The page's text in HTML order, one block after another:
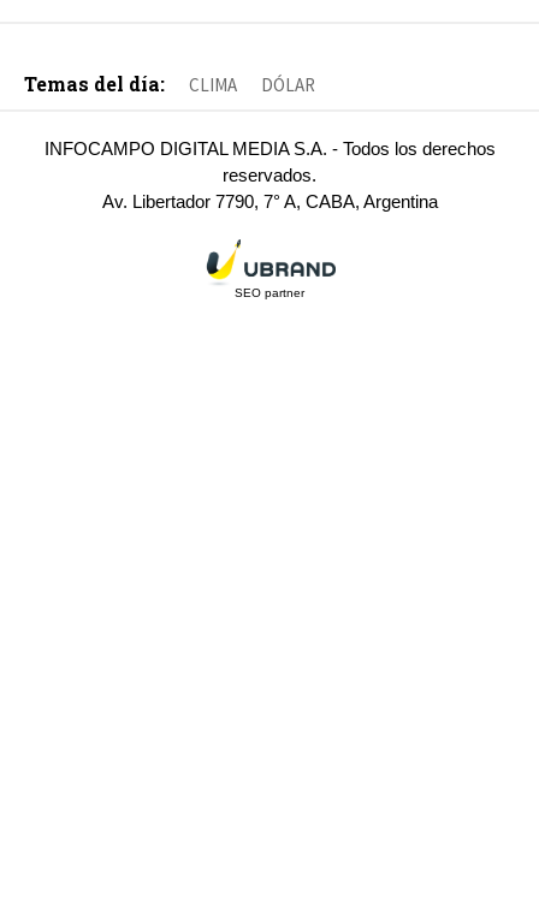
Temas del día: CLIMA DÓLAR
INFOCAMPO DIGITAL MEDIA S.A. - Todos los derechos
reservados.
Av. Libertador 7790, 7° A, CABA, Argentina
SEO partner